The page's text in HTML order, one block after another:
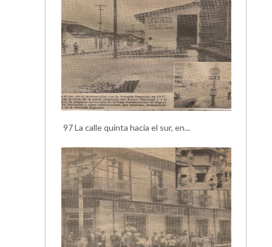
97 La calle quinta hacia el sur, en...